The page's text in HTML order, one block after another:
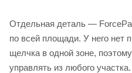
Отдельная деталь —
по всей площади. У него нет
щелчка в одной зоне,
управлять из любого